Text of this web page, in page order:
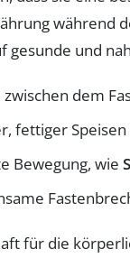
gesunde und
dem
fettiger
Bewegung, wie
für die